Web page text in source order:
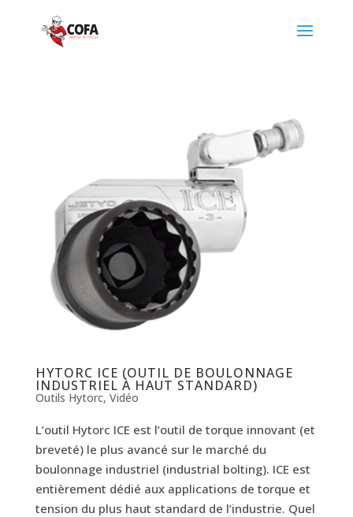
HYTORC ICE (OUTIL DE BOULONNAGE
INDUSTRIEL À HAUT STANDARD)
Outils Hytorc, Vidéo
L’outil Hytorc ICE est l’outil de torque innovant (et
breveté) le plus avancé sur le marché du
boulonnage industriel (industrial bolting). ICE est
entièrement dédié aux applications de torque et
tension du plus haut standard de l’industrie. Quel